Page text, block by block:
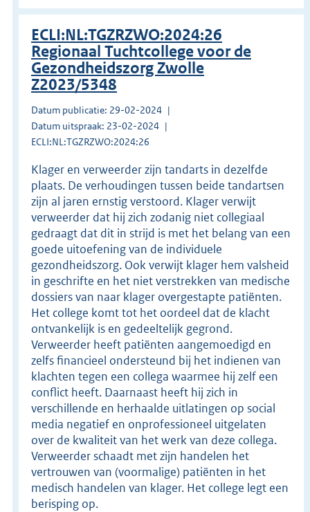
ECLI:NL:TGZRZWO:2024:26
Regionaal Tuchtcollege voor de
Gezondheidszorg Zwolle
Z2023/5348
Datum publicatie: 29-02-2024
Datum uitspraak: 23-02-2024
ECLI:NL:TGZRZWO:2024:26
Klager en verweerder zijn tandarts in dezelfde
plaats. De verhoudingen tussen beide tandartsen
zijn al jaren ernstig verstoord. Klager verwijt
verweerder dat hij zich zodanig niet collegiaal
gedraagt dat dit in strijd is met het belang van een
goede uitoefening van de individuele
gezondheidszorg. Ook verwijt klager hem valsheid
in geschrifte en het niet verstrekken van medische
dossiers van naar klager overgestapte patiënten.
Het college komt tot het oordeel dat de klacht
ontvankelijk is en gedeeltelijk gegrond.
Verweerder heeft patiënten aangemoedigd en
zelfs financieel ondersteund bij het indienen van
klachten tegen een collega waarmee hij zelf een
conflict heeft. Daarnaast heeft hij zich in
verschillende en herhaalde uitlatingen op social
media negatief en onprofessioneel uitgelaten
over de kwaliteit van het werk van deze collega.
Verweerder schaadt met zijn handelen het
vertrouwen van (voormalige) patiënten in het
medisch handelen van klager. Het college legt een
berisping op.